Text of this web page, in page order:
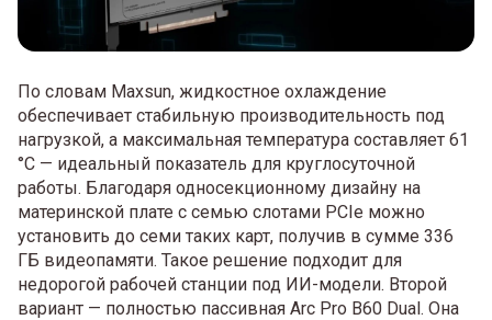
По словам Maxsun, жидкостное охлаждение
обеспечивает стабильную производительность под
нагрузкой, а максимальная температура составляет 61
°C — идеальный показатель для круглосуточной
работы. Благодаря односекционному дизайну на
материнской плате с семью слотами PCIe можно
установить до семи таких карт, получив в сумме 336
ГБ видеопамяти. Такое решение подходит для
недорогой рабочей станции под ИИ-модели. Второй
вариант — полностью пассивная Arc Pro B60 Dual. Она